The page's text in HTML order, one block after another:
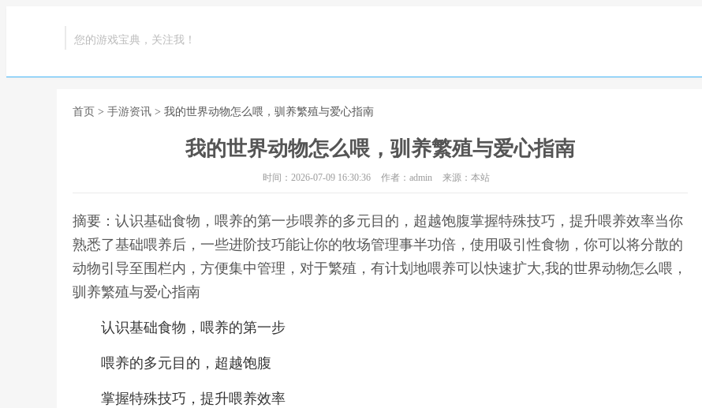
您的游戏宝典，关注我！
首页 > 手游资讯 > 我的世界动物怎么喂，驯养繁殖与爱心指南
我的世界动物怎么喂，驯养繁殖与爱心指南
时间：2026-07-09 16:30:36 作者：admin 来源：本站
摘要：认识基础食物，喂养的第一步喂养的多元目的，超越饱腹掌握特殊技巧，提升喂养效率当你
熟悉了基础喂养后，一些进阶技巧能让你的牧场管理事半功倍，使用吸引性食物，你可以将分散的
动物引导至围栏内，方便集中管理，对于繁殖，有计划地喂养可以快速扩大,我的世界动物怎么喂，
驯养繁殖与爱心指南
认识基础食物，喂养的第一步
喂养的多元目的，超越饱腹
掌握特殊技巧，提升喂养效率